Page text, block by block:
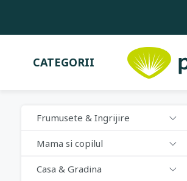
CATEGORII
Frumusete & Ingrijire
Mama si copilul
Casa & Gradina